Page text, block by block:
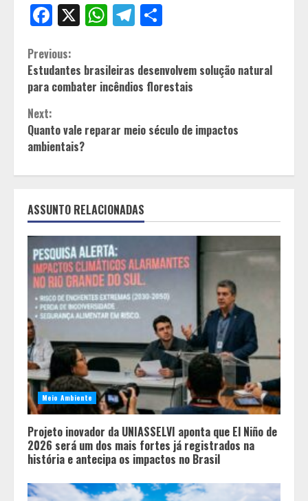
Facebook
X WhatsApp
Telegram
Continue
Reading
Previous:
Estudantes brasileiras desenvolvem solução natural
para combater incêndios florestais
Next:
Quanto vale reparar meio século de impactos
ambientais?
ASSUNTO RELACIONADAS
Meio Ambiente
Projeto inovador da UNIASSELVI aponta que El Niño de
2026 será um dos mais fortes já registrados na
história e antecipa os impactos no Brasil